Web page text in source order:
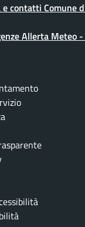
contatti Comune
Allerta Meteo